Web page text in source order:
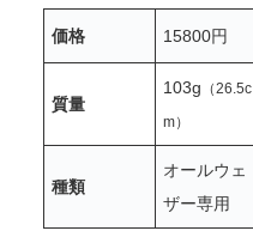
価格 15800円
質量
103g （26.5c
m）
種類
オールウェ
ザー専用